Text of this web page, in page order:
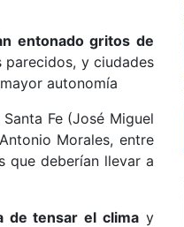
entonado gritos de
parecidos, y ciudades
autonomía
Fe (José Miguel
Morales, entre
que deberían llevar a
de tensar el clima y